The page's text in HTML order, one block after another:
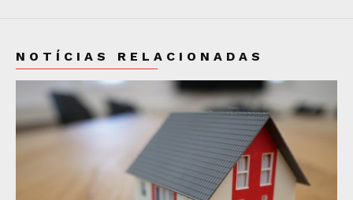
NOTÍCIAS RELACIONADAS